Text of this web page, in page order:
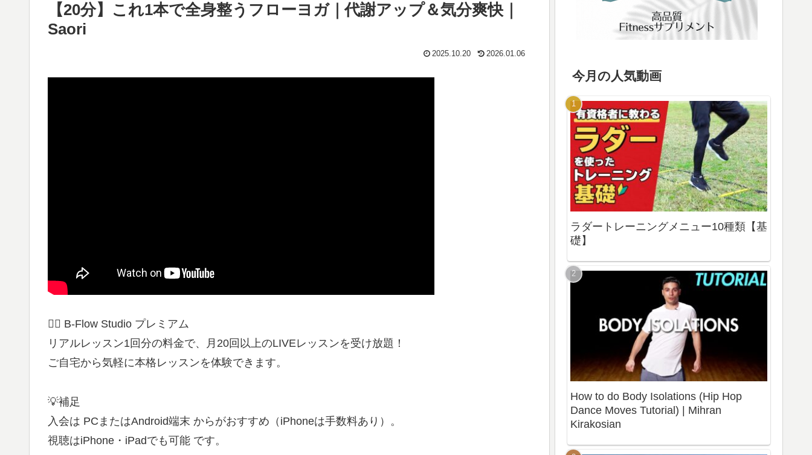
【20分】これ1本で全身整うフローヨガ｜代謝アップ＆気分爽快｜
Saori
2025.10.20 2026.01.06
🧘‍♀️ B-Flow Studio プレミアム
リアルレッスン1回分の料金で、月20回以上のLIVEレッスンを受け放題！
ご自宅から気軽に本格レッスンを体験できます。
💡補足
入会は PCまたはAndroid端末 からがおすすめ（iPhoneは手数料あり）。
視聴はiPhone・iPadでも可能 です。
今月の人気動画
ラダートレーニングメニュー10種類【基
礎】
How to do Body Isolations (Hip Hop
Dance Moves Tutorial) | Mihran
Kirakosian